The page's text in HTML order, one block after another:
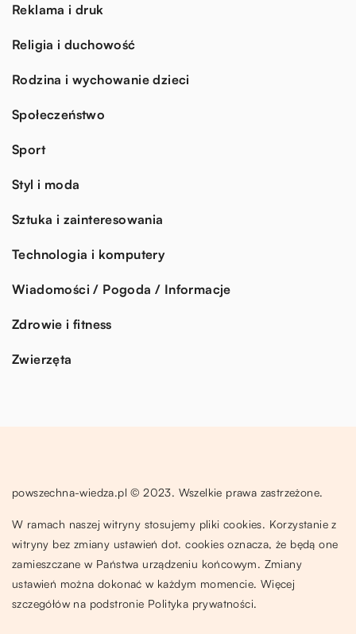
Reklama i druk
Religia i duchowość
Rodzina i wychowanie dzieci
Społeczeństwo
Sport
Styl i moda
Sztuka i zainteresowania
Technologia i komputery
Wiadomości / Pogoda / Informacje
Zdrowie i fitness
Zwierzęta
powszechna-wiedza.pl © 2023. Wszelkie prawa zastrzeżone.
W ramach naszej witryny stosujemy pliki cookies. Korzystanie z
witryny bez zmiany ustawień dot. cookies oznacza, że będą one
zamieszczane w Państwa urządzeniu końcowym. Zmiany
ustawień można dokonać w każdym momencie. Więcej
szczegółów na podstronie Polityka prywatności.